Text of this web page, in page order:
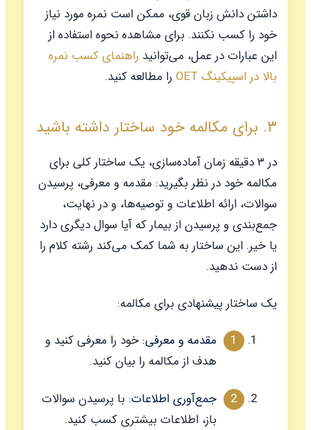
داشتن دانش زبان قوی، ممکن است نمره مورد نیاز
خود را کسب نکنند. برای مشاهده نحوه استفاده از
این عبارات در عمل، می‌توانید راهنمای کسب نمره
بالا در اسپیکینگ OET
را مطالعه کنید.
۳. برای مکالمه خود ساختار داشته باشید
در ۳ دقیقه زمان آماده‌سازی، یک ساختار کلی برای
مکالمه خود در نظر بگیرید: مقدمه و معرفی، پرسیدن
سوالات، ارائه اطلاعات و توصیه‌ها، و در نهایت،
جمع‌بندی و پرسیدن از بیمار که آیا سوال دیگری دارد
یا خیر. این ساختار به شما کمک می‌کند رشته کلام را
از دست ندهید.
یک ساختار پیشنهادی برای مکالمه:
مقدمه و معرفی: خود را معرفی کنید و
هدف از مکالمه را بیان کنید.
جمع‌آوری اطلاعات: با پرسیدن سوالات
باز، اطلاعات بیشتری کسب کنید.